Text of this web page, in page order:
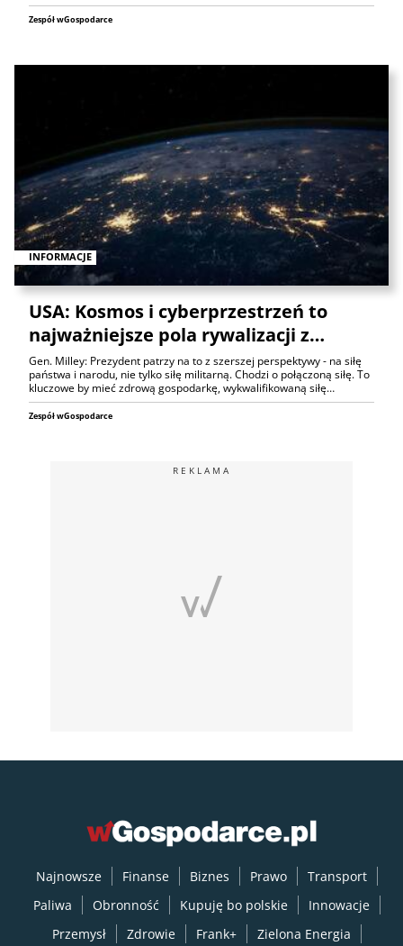
Zespół wGospodarce
INFORMACJE
USA: Kosmos i cyberprzestrzeń to
najważniejsze pola rywalizacji z…
Gen. Milley: Prezydent patrzy na to z szerszej perspektywy - na siłę
państwa i narodu, nie tylko siłę militarną. Chodzi o połączoną siłę. To
kluczowe by mieć zdrową gospodarkę, wykwalifikowaną siłę…
Zespół wGospodarce
REKLAMA
Najnowsze Finanse Biznes Prawo
Transport
Paliwa
Obronność Kupuję bo polskie
Innowacje
Przemysł
Zdrowie Frank+ Zielona Energia